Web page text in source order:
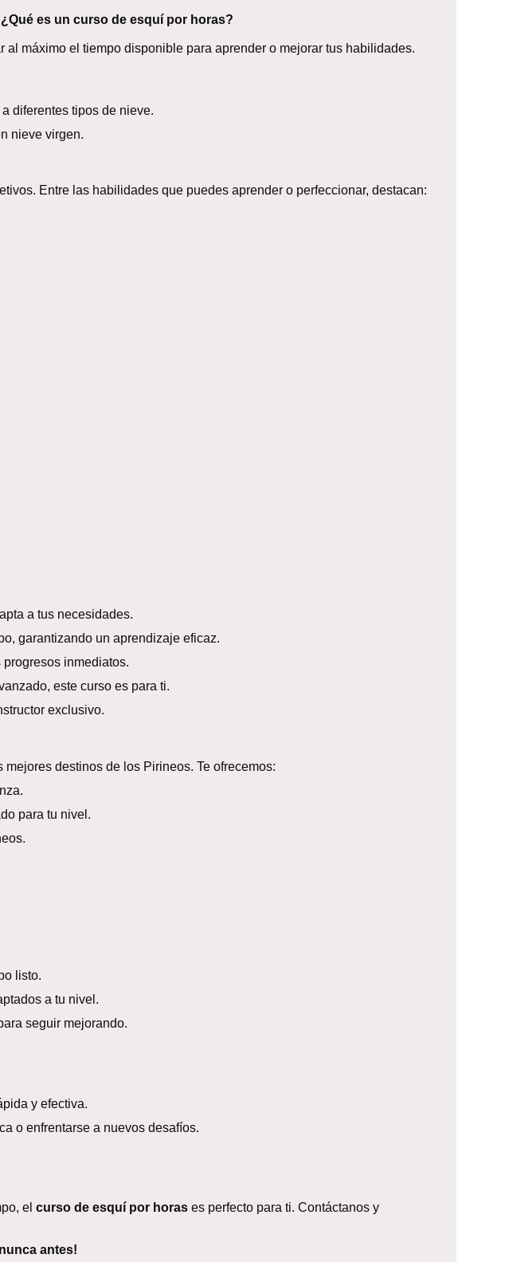
¿Qué es un curso de esquí por horas?
máximo el tiempo disponible para aprender o mejorar tus habilidades.
diferentes tipos de nieve.
nieve virgen.
Entre las habilidades que puedes aprender o perfeccionar, destacan:
a tus necesidades.
garantizando un aprendizaje eficaz.
inmediatos.
este curso es para ti.
exclusivo.
destinos de los Pirineos. Te ofrecemos:
para tu nivel.
listo.
a tu nivel.
seguir mejorando.
y efectiva.
o enfrentarse a nuevos desafíos.
el curso de esquí por horases perfecto para ti. Contáctanos y
antes!